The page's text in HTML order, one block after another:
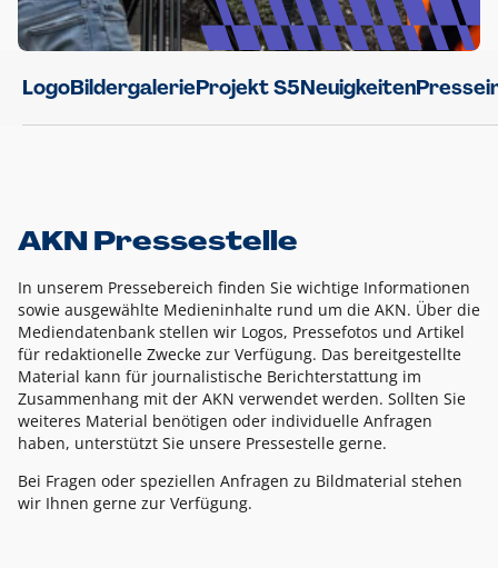
LogoBildergalerieProjekt S5Neuigkeiten
AKN Pressestelle
In unserem Pressebereich finden Sie wichtige Informationen
sowie ausgewählte Medieninhalte rund um die AKN. Über die
Mediendatenbank stellen wir Logos, Pressefotos und Artikel
für redaktionelle Zwecke zur Verfügung. Das bereitgestellte
Material kann für journalistische Berichterstattung im
Zusammenhang mit der AKN verwendet werden. Sollten Sie
weiteres Material benötigen oder individuelle Anfragen
haben, unterstützt Sie unsere Pressestelle gerne.
Bei Fragen oder speziellen Anfragen zu Bildmaterial stehen
wir Ihnen gerne zur Verfügung.